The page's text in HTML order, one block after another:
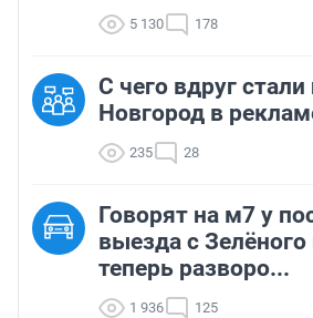
5 130 178
С чего вдруг
Новгород в
235 28
Говорят на м7 у
выезда с Зелёного
теперь разворо...
1 936 125